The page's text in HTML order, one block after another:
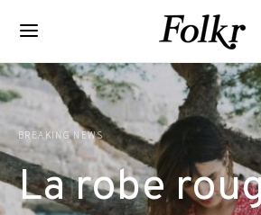
BREAKING NEWS
La robe